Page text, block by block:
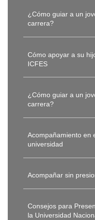
¿Cómo guiar a un
carrera?
Cómo apoyar a su
ICFES
¿Cómo guiar a un
carrera?
Acompañamiento en
universidad
Acompañar sin
Consejos para
la Universidad